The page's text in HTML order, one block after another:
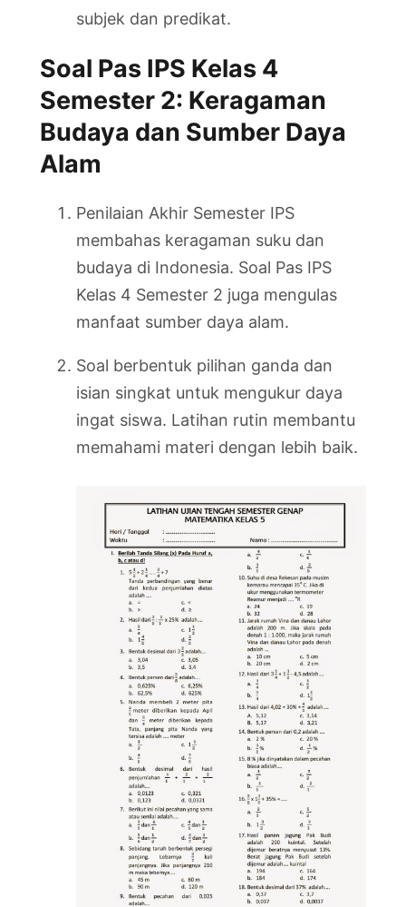
subjek dan predikat.
Soal Pas IPS Kelas 4
Semester 2: Keragaman
Budaya dan Sumber Daya
Alam
Penilaian Akhir Semester IPS
membahas keragaman suku dan
budaya di Indonesia. Soal Pas IPS
Kelas 4 Semester 2 juga mengulas
manfaat sumber daya alam.
Soal berbentuk pilihan ganda dan
isian singkat untuk mengukur daya
ingat siswa. Latihan rutin membantu
memahami materi dengan lebih baik.